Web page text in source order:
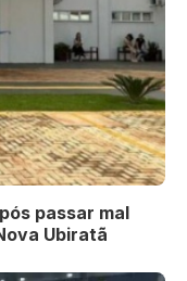
passar mal
Ubiratã